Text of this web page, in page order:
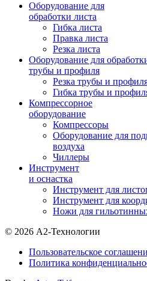
Оборудование для
обработки листа
Гибка листа
Правка листа
Резка листа
Оборудование для
трубы и профиля
Резка трубы и
Гибка трубы и
Компрессорное
оборудование
Компрессоры
Оборудование для
воздуха
Чиллеры
Инструмент
и оснастка
Инструмент для
Инструмент для
Ножи для
© 2026 А2-Технологии
Пользовательское
Политика